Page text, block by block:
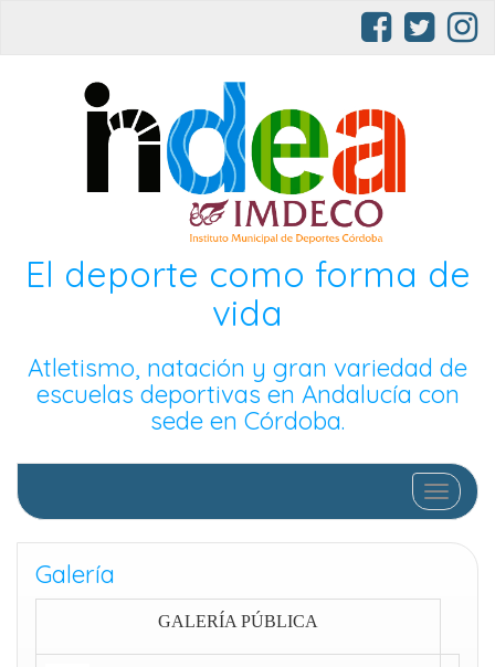
El deporte como forma de
vida
Atletismo, natación y gran variedad de
escuelas deportivas en Andalucía con
sede en Córdoba.
Galería
GALERÍA PÚBLICA